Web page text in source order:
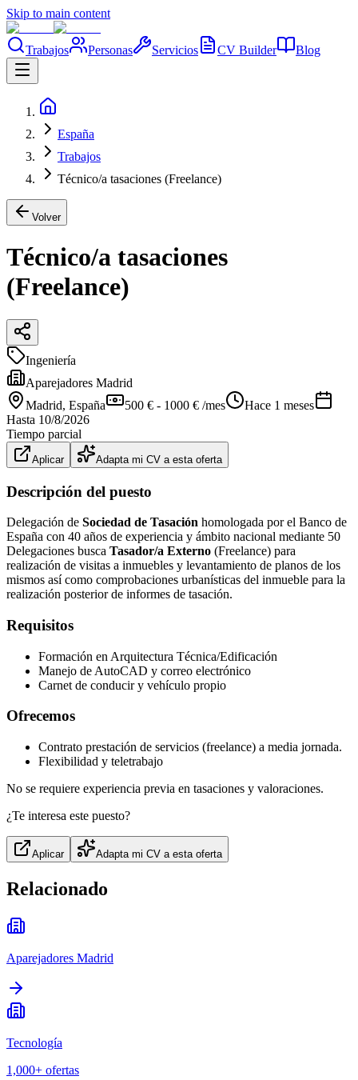
Skip to main content
Trabajos Personas Servicios CV Builder Blog
España
Trabajos
Técnico/a tasaciones (Freelance)
Volver
Técnico/a tasaciones
(Freelance)
Ingeniería
Aparejadores Madrid
Madrid, España 500 € - 1000 € /mes
Hace 1 meses
Hasta 10/8/2026
Tiempo parcial
Aplicar Adapta mi CV a esta oferta
Descripción del puesto
Delegación de Sociedad de Tasación homologada por el Banco de
España con 40 años de experiencia y ámbito nacional mediante 50
Delegaciones busca Tasador/a Externo (Freelance) para
realización de visitas a inmuebles y levantamiento de planos de los
mismos así como comprobaciones urbanísticas del inmueble para la
realización posterior de informes de tasación.
Requisitos
Formación en Arquitectura Técnica/Edificación
Manejo de AutoCAD y correo electrónico
Carnet de conducir y vehículo propio
Ofrecemos
Contrato prestación de servicios (freelance) a media jornada.
Flexibilidad y teletrabajo
No se requiere experiencia previa en tasaciones y valoraciones.
¿Te interesa este puesto?
Aplicar Adapta mi CV a esta oferta
Relacionado
Aparejadores Madrid
Tecnología
1,000+ ofertas